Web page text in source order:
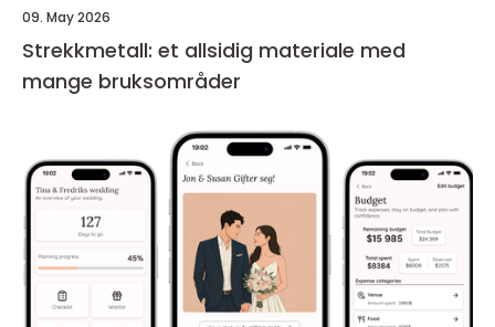
09. May 2026
Strekkmetall: et allsidig materiale med
mange bruksområder